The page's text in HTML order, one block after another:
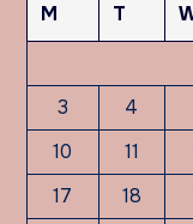
M T
3
4
10
11
17
18